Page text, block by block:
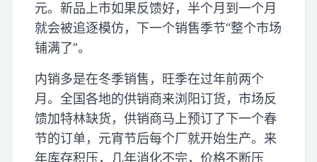
元。新品上市如果反馈好，半个月到一个月
就会被追逐模仿，下一个销售季节“整个市场
铺满了”。
内销多是在冬季销售，旺季在过年前两个
月。全国各地的供销商来浏阳订货，市场反
馈加特林缺货，供销商马上预订了下一个春
节的订单，元宵节后每个厂就开始生产。来
年库存积压，几年消化不完，价格不断压